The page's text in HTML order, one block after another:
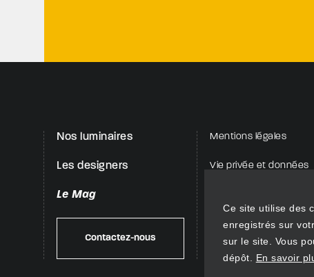
Nos luminaires
Les designers
Le Mag
Contactez-nous
Mentions légales
Vie privée et données
Ce site utilise des
enregistrés sur
sur le site. Vous
dépôt. En savoir